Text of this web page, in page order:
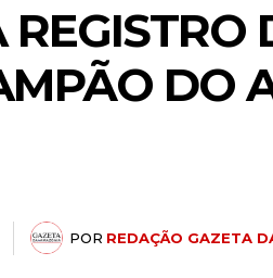
DO
POR REDAÇÃO GAZETA